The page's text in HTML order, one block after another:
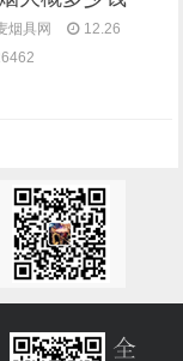
烟具网
12.26